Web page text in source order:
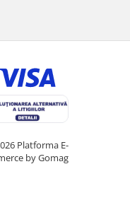
Platforma E-
by Gomag